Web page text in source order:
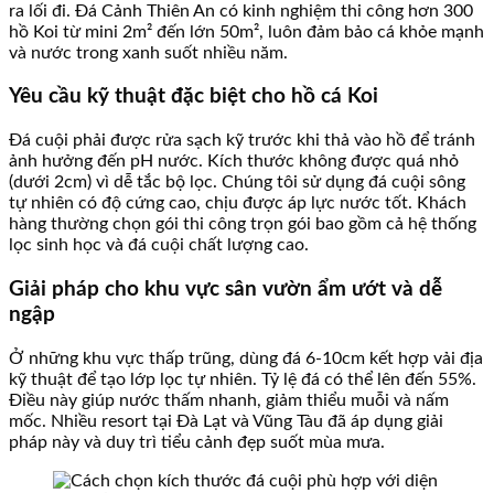
ra lối đi. Đá Cảnh Thiên An có kinh nghiệm thi công hơn 300
hồ Koi từ mini 2m² đến lớn 50m², luôn đảm bảo cá khỏe mạnh
và nước trong xanh suốt nhiều năm.
Yêu cầu kỹ thuật đặc biệt cho hồ cá Koi
Đá cuội phải được rửa sạch kỹ trước khi thả vào hồ để tránh
ảnh hưởng đến pH nước. Kích thước không được quá nhỏ
(dưới 2cm) vì dễ tắc bộ lọc. Chúng tôi sử dụng đá cuội sông
tự nhiên có độ cứng cao, chịu được áp lực nước tốt. Khách
hàng thường chọn gói thi công trọn gói bao gồm cả hệ thống
lọc sinh học và đá cuội chất lượng cao.
Giải pháp cho khu vực sân vườn ẩm ướt và dễ
ngập
Ở những khu vực thấp trũng, dùng đá 6-10cm kết hợp vải địa
kỹ thuật để tạo lớp lọc tự nhiên. Tỷ lệ đá có thể lên đến 55%.
Điều này giúp nước thấm nhanh, giảm thiểu muỗi và nấm
mốc. Nhiều resort tại Đà Lạt và Vũng Tàu đã áp dụng giải
pháp này và duy trì tiểu cảnh đẹp suốt mùa mưa.